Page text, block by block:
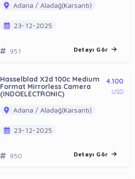
Adana / Aladağ(Karsantı)
23-12-2025
951 Detayı Gör
Hasselblad X2d 100c Medium
Format Mirrorless Camera
(INDOELECTRONIC)
4.100
USD
Adana / Aladağ(Karsantı)
23-12-2025
950 Detayı Gör